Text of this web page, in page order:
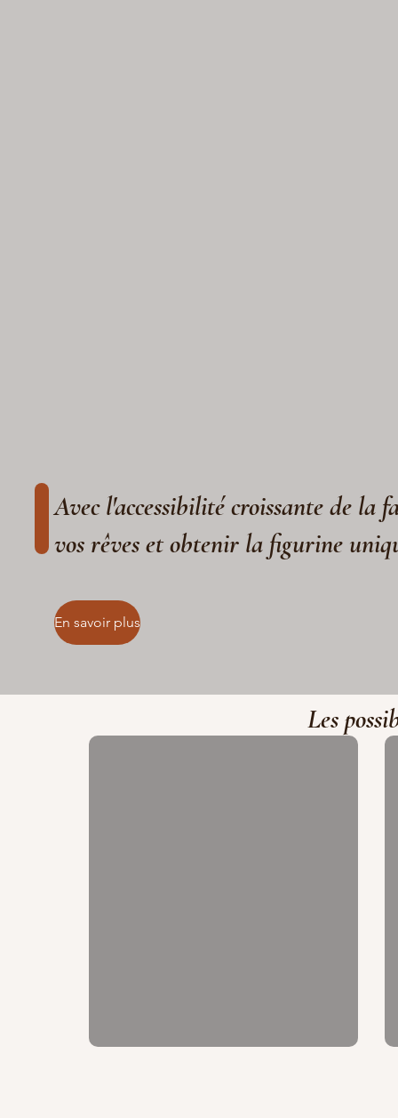
Avec l'accessibilité croissante de la
vos rêves et obtenir la figurine
En savoir plus
Les